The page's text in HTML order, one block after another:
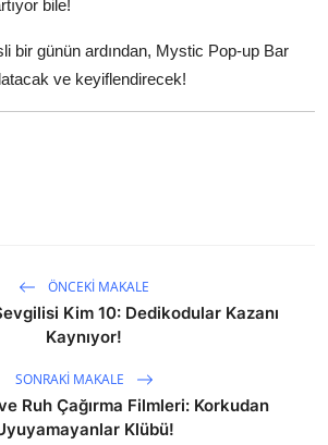
bile!
bir günün ardından, Mystic Pop-up Bar
ve keyiflendirecek!
ÖNCEKI MAKALE
Kim 10: Dedikodular Kazanı
Kaynıyor!
SONRAKI MAKALE
Ruh Çağırma Filmleri: Korkudan
Klübü!